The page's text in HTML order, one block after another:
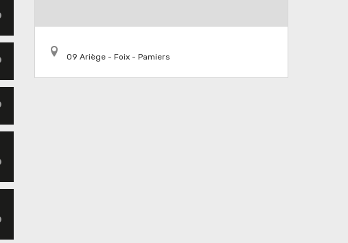
09 Ariège - Foix - Pamiers